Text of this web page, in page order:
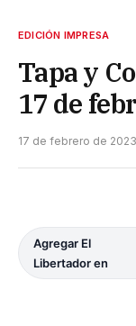
EDICIÓN IMPRESA
Tapa y
17 de
17 de febrero de 2023
Agregar El
Libertador en